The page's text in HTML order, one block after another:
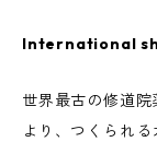
International
世界最古の修道
より、つくられる